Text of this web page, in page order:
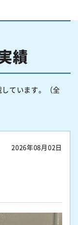
績
ています。（全
2026年08月02日